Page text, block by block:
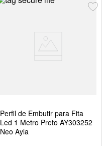
Perfil de Embutir para Fita
Led 1 Metro Preto AY303252
Neo Ayla